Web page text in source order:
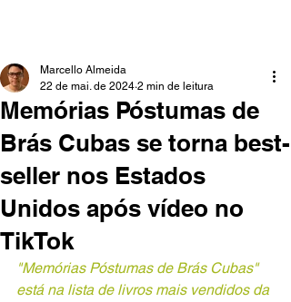
Memórias Póstumas de
Brás Cubas se torna best-
seller nos Estados
Unidos após vídeo no
TikTok
Marcello Almeida
22 de mai. de 2024 2 min de leitura
"Memórias Póstumas de Brás Cubas"
está na lista de livros mais vendidos da